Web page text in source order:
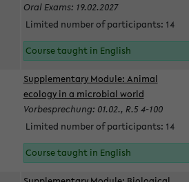
Oral Exams: 19.02.2027
Limited number of participants: 14
Course taught in English
Supplementary Module: Animal
ecology in a microbial world
Vorbesprechung: 01.02., R.5 4-100
Limited number of participants: 14
Course taught in English